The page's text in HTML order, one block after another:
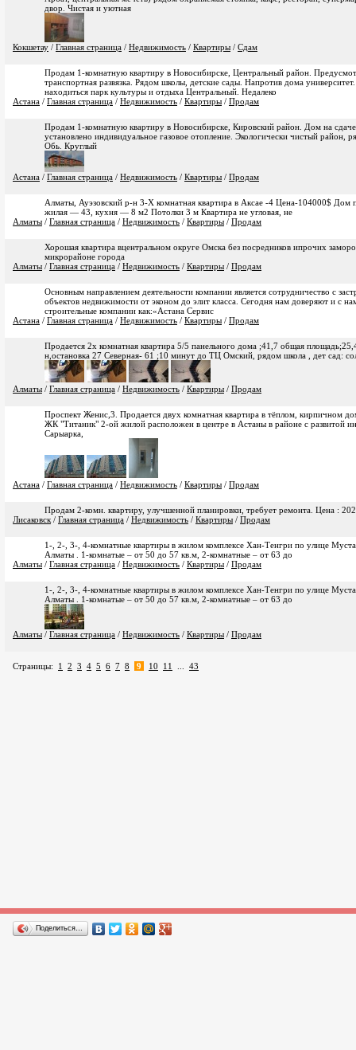
двор. Чистая и уютная
Кокшетау / Главная страница / Недвижимость / Квартиры / Сдам
Продам 1-комнатную квартиру в Новосибирске, Центральный район.
транспортная развязка. Рядом школы, детские сады. Напротив дома
находиться парк культуры и отдыха Центральный. Недалеко
Астана / Главная страница / Недвижимость / Квартиры / Продам
Продам 1-комнатную квартиру в Новосибирске, Кировский район. Дом на
установлено индивидуальное газовое отопление. Экологически чистый район,
Обь. Круглый
Астана / Главная страница / Недвижимость / Квартиры / Продам
Алматы, Ауэзовский р-н 3-Х комнатная квартира в Аксае -4 Цена-104000$ Дом
жилая — 43, кухня — 8 м2 Потолки 3 м Квартира не угловая, не
Алматы / Главная страница / Недвижимость / Квартиры / Продам
Хорошая квартира вцентральном округе Омска без посредников ипрочих
микрорайоне города
Алматы / Главная страница / Недвижимость / Квартиры / Продам
Основным направлением деятельности компании является сотрудничество с
объектов недвижимости от эконом до элит класса. Сегодня нам доверяют и с
строительные компании как:«Астана Сервис
Астана / Главная страница / Недвижимость / Квартиры / Продам
Продается 2х комнатная квартира 5/5 панельного дома ;41,7 общая
н,остановка 27 Северная- 61 ;10 минут до ТЦ Омский, рядом школа , дет сад:
Алматы / Главная страница / Недвижимость / Квартиры / Продам
Проспект Женис,3. Продается двух комнатная квартира в тёплом, кирпичном
ЖК "Титаник" 2-ой жилой расположен в центре в Астаны в районе с развитой
Сарыарка,
Астана / Главная страница / Недвижимость / Квартиры / Продам
Продам 2-комн. квартиру, улучшенной планировки, требует ремонта. Цена :
Лисаковск / Главная страница / Недвижимость / Квартиры / Продам
1-, 2-, 3-, 4-комнатные квартиры в жилом комплексе Хан-Тенгри по улице
Алматы . 1-комнатые – от 50 до 57 кв.м, 2-комнатные – от 63 до
Алматы / Главная страница / Недвижимость / Квартиры / Продам
1-, 2-, 3-, 4-комнатные квартиры в жилом комплексе Хан-Тенгри по улице
Алматы . 1-комнатые – от 50 до 57 кв.м, 2-комнатные – от 63 до
Алматы / Главная страница / Недвижимость / Квартиры / Продам
Страницы: 1 2 3 4 5 6 7 8 9 10 11 43
Поделиться…